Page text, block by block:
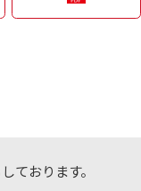
ております。